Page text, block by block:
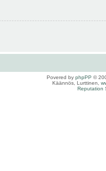
Povered by phpPP ©
Käännös, Lurttinen,
Reputation